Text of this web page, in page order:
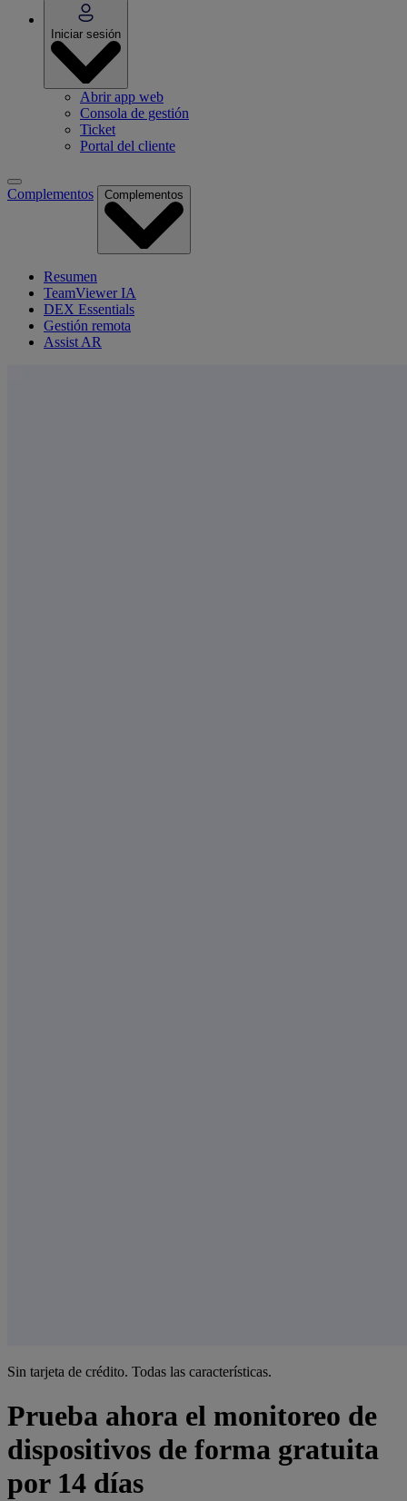
Iniciar sesión
Abrir app web
Consola de gestión
Ticket
Portal del cliente
Complementos Complementos
Resumen
TeamViewer IA
DEX Essentials
Gestión remota
Assist AR
Sin tarjeta de crédito. Todas las características.
Prueba ahora el monitoreo de
dispositivos de forma gratuita
por 14 días